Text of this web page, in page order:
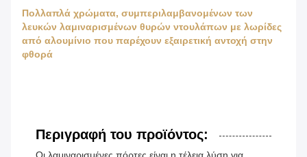
Πολλαπλά χρώματα, συμπεριλαμβανομένων των
λευκών λαμιναρισμένων θυρών ντουλάπων με λωρίδες
από αλουμίνιο που παρέχουν εξαιρετική αντοχή στην
φθορά
Περιγραφή του προϊόντος: